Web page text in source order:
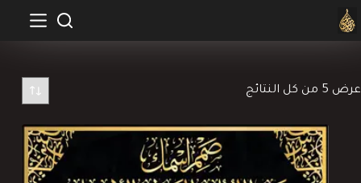
التجاوز
إلى
عرض ⁦5⁩ من كل النتائج
الأحدث